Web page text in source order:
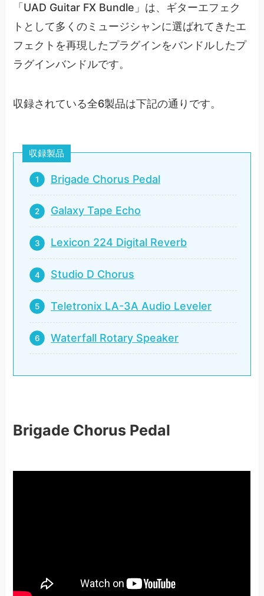
「UAD Guitar FX Bundle」は、ギターエフェク
トとして多くのミュージシャンに選ばれてきたエ
フェクトを再現したプラグインをバンドルしたプ
ラグインバンドルです。
収録されている全6製品は下記の通りです。
収録製品
Brigade Chorus Pedal
Galaxy Tape Echo
Lexicon 224 Digital Reverb
Studio D Chorus
Teletronix LA-3A Audio Leveler
Waterfall Rotary Speaker
Brigade Chorus Pedal